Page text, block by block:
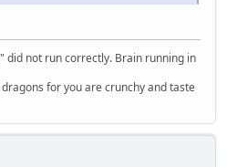
did not run correctly. Brain running in
for you are crunchy and taste